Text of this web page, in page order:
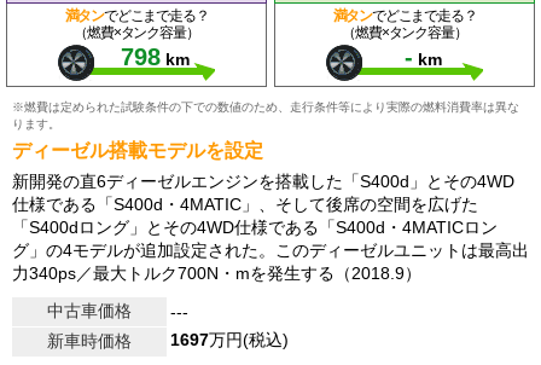
満タンでどこまで走る？
（燃費×タンク容量）
798 km
満タンでどこまで走る？
（燃費×タンク容量）
- km
※燃費は定められた試験条件の下での数値のため、走行条件等により実際の燃料消費率は異な
ります。
ディーゼル搭載モデルを設定
新開発の直6ディーゼルエンジンを搭載した「S400d」とその4WD
仕様である「S400d・4MATIC」、そして後席の空間を広げた
「S400dロング」とその4WD仕様である「S400d・4MATICロン
グ」の4モデルが追加設定された。このディーゼルユニットは最高出
力340ps／最大トルク700N・mを発生する（2018.9）
中古車価格
---
新車時価格
1697万円(税込)